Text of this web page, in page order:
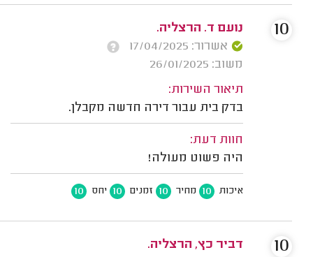
נועם ד. הרצליה.
אשרור: 17/04/2025
משוב: 26/01/2025
תיאור השירות:
בדק בית עבור דירה חדשה מקבלן.
חוות דעת:
היה פשוט מעולה!
איכות 10 מחיר 10 זמנים 10 יחס 10
10
דביר כץ, הרצליה.
10